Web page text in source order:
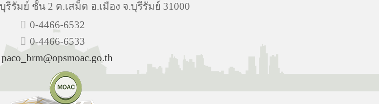
รัมย์ ชั้น 2 ต.เสม็ด อ.เมือง จ.บุรีรัมย์ 31000
0-4466-6532
0-4466-6533
paco_brm@opsmoac.go.th